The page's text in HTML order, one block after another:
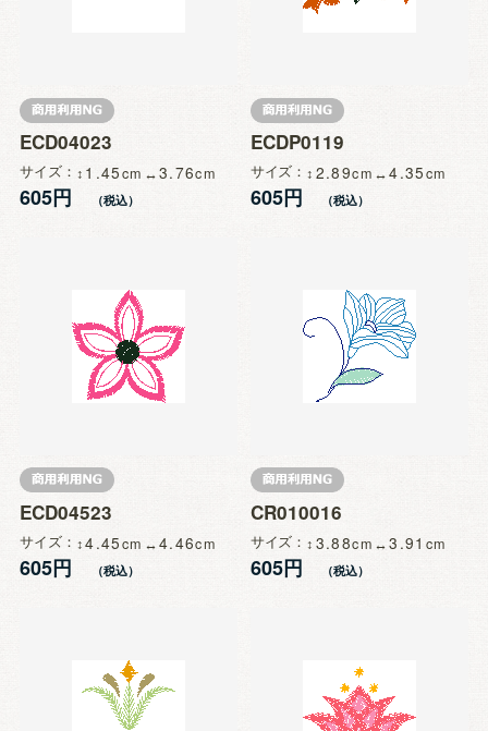
ECD04023
サイズ 1.45 3.76
605円
ECDP0119
サイズ 2.89 4.35
605円
ECD04523
サイズ 4.45 4.46
605円
CR010016
サイズ 3.88 3.91
605円